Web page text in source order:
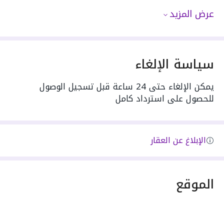
عرض المزيد
سياسة الإلغاء
يمكن الإلغاء حتى 24 ساعة قبل تسجيل الوصول
للحصول على استرداد كامل
الإبلاغ عن العقار
الموقع